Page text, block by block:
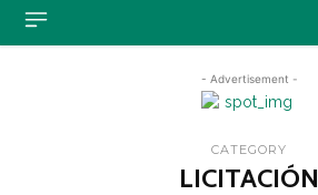
- Advertisement -
CATEGORY
LICITACIÓN